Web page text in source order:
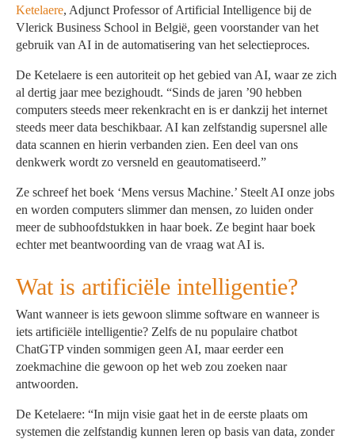
Ketelaere, Adjunct Professor of Artificial Intelligence bij de
Vlerick Business School in België, geen voorstander van het
gebruik van AI in de automatisering van het selectieproces.
De Ketelaere is een autoriteit op het gebied van AI, waar ze zich
al dertig jaar mee bezighoudt. “Sinds de jaren ’90 hebben
computers steeds meer rekenkracht en is er dankzij het internet
steeds meer data beschikbaar. AI kan zelfstandig supersnel alle
data scannen en hierin verbanden zien. Een deel van ons
denkwerk wordt zo versneld en geautomatiseerd.”
Ze schreef het boek ‘Mens versus Machine.’ Steelt AI onze jobs
en worden computers slimmer dan mensen, zo luiden onder
meer de subhoofdstukken in haar boek. Ze begint haar boek
echter met beantwoording van de vraag wat AI is.
Wat is artificiële intelligentie?
Want wanneer is iets gewoon slimme software en wanneer is
iets artificiële intelligentie? Zelfs de nu populaire chatbot
ChatGTP vinden sommigen geen AI, maar eerder een
zoekmachine die gewoon op het web zou zoeken naar
antwoorden.
De Ketelaere: “In mijn visie gaat het in de eerste plaats om
systemen die zelfstandig kunnen leren op basis van data, zonder